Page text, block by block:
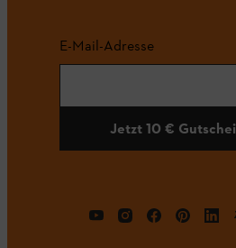
E-Mail-Adresse
Jetzt 10 €